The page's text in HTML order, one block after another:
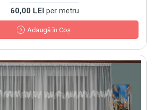
60,00 LEI per metru
Adaugă în Coş